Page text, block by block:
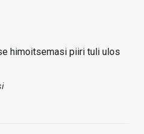
himoitsemasi piiri tuli ulos